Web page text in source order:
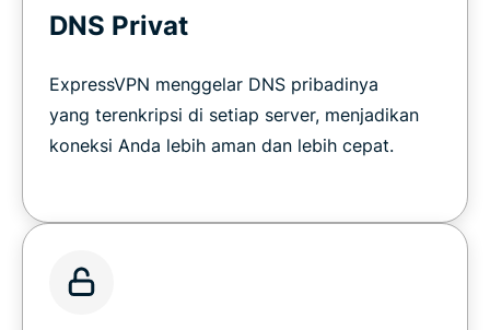
DNS Privat
ExpressVPN menggelar DNS pribadinya
yang terenkripsi di setiap server, menjadikan
koneksi Anda lebih aman dan lebih cepat.